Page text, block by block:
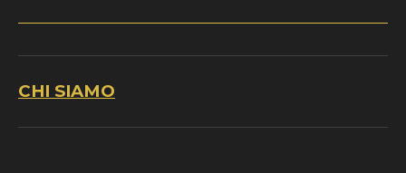
CHI SIAMO